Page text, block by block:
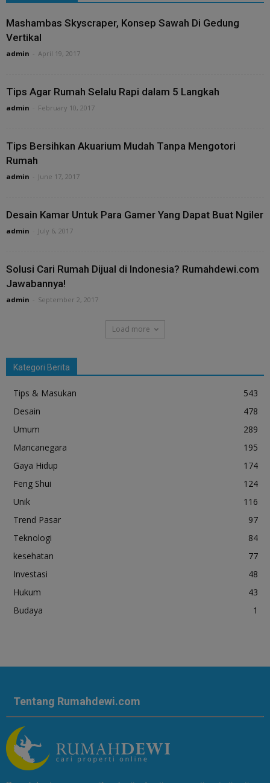
Mashambas Skyscraper, Konsep Sawah Di Gedung
Vertikal
admin April 19, 2017
Tips Agar Rumah Selalu Rapi dalam 5 Langkah
admin February 10, 2017
Tips Bersihkan Akuarium Mudah Tanpa Mengotori
Rumah
admin June 17, 2017
Desain Kamar Untuk Para Gamer Yang Dapat Buat Ngiler
admin July 6, 2017
Solusi Cari Rumah Dijual di Indonesia? Rumahdewi.com
Jawabannya!
admin September 2, 2017
Load more
Kategori Berita
Tips & Masukan
543
Desain
478
Umum
289
Mancanegara
195
Gaya Hidup
174
Feng Shui
124
Unik
116
Trend Pasar
97
Teknologi
84
kesehatan
77
Investasi
48
Hukum
43
Budaya
1
Tentang Rumahdewi.com